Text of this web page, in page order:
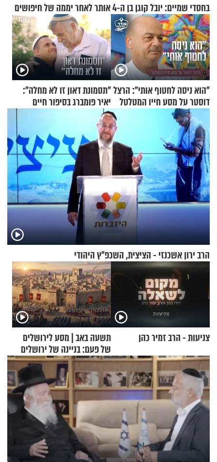
בחסדי שמיים: יובל קוגן בן ה-4 אותר לאחר יממה של חיפושים
"הוא ניסה לחטוף אותי": הרצל
דוסטר על מסע חייו המטלטל
"תסמונת דאון זו לא מחלה":
יאיר פומברג בסיפור חיים
מעורר השראה
הרב ירון אשכנזי - הציצית, השכפ"ץ היהודי
צניעות - הרב זמיר כהן
תשעה באב | מסע לירושלים
של פעם: בניינה של ירושלים